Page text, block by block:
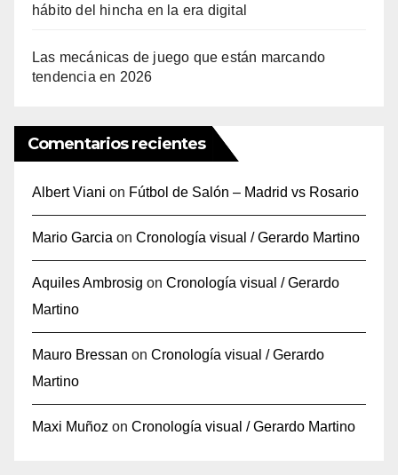
hábito del hincha en la era digital
Las mecánicas de juego que están marcando
tendencia en 2026
Comentarios recientes
Albert Viani on Fútbol de Salón – Madrid vs Rosario
Mario Garcia on Cronología visual / Gerardo Martino
Aquiles Ambrosig on Cronología visual / Gerardo
Martino
Mauro Bressan on Cronología visual / Gerardo
Martino
Maxi Muñoz on Cronología visual / Gerardo Martino